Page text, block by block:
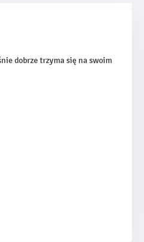
dobrze trzyma się na swoim